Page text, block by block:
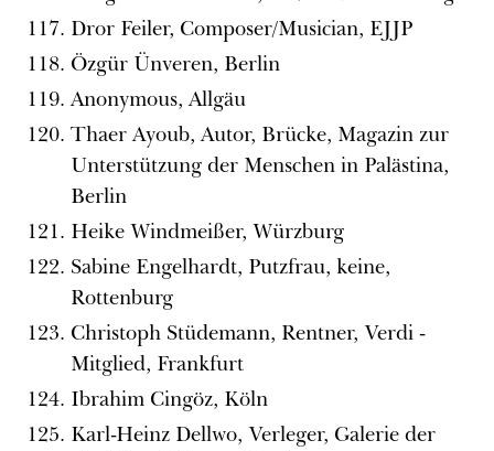
Dror Feiler, Composer/Musician, EJJP
Özgür Ünveren, Berlin
Anonymous, Allgäu
Thaer Ayoub, Autor, Brücke, Magazin zur
Unterstützung der Menschen in Palästina,
Berlin
Heike Windmeißer, Würzburg
Sabine Engelhardt, Putzfrau, keine,
Rottenburg
Christoph Stüdemann, Rentner, Verdi -
Mitglied, Frankfurt
Ibrahim Cingöz, Köln
Karl-Heinz Dellwo, Verleger, Galerie der